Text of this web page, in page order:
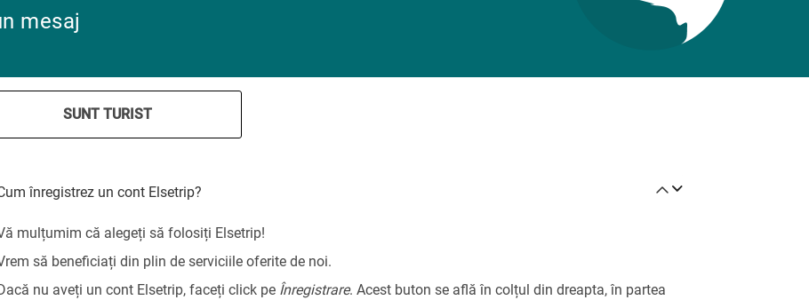
mesaj
SUNT TURIST
înregistrez un cont Elsetrip?
mulțumim că alegeți să folosiți Elsetrip!
să beneficiați din plin de serviciile oferite de noi.
nu aveți un cont Elsetrip, faceți click peÎnregistrare. Acest buton se află în colțul din dreapta, în partea